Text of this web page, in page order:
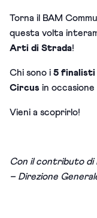
Torna il BAM
questa volta
Arti di Strada!
Chi sono i 5 finalisti
Circus in occasione
Vieni a scoprirlo!
Con il contributo di
– Direzione